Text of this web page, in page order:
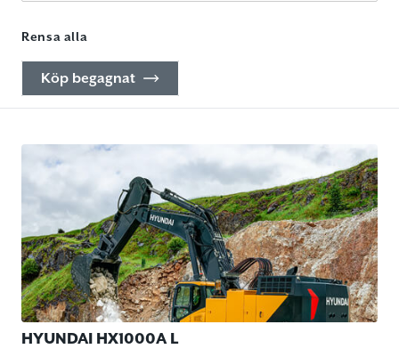
Rensa alla
Köp begagnat
HYUNDAI HX1000A L